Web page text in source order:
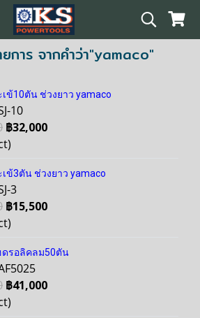
การ จากคำว่า"yamaco"
ข้10ตัน ช่วงยาว yamaco
10
฿32,000
ข้3ตัน ช่วงยาว yamaco
3
฿15,500
ดรอลิคลม50ตัน
฿41,000